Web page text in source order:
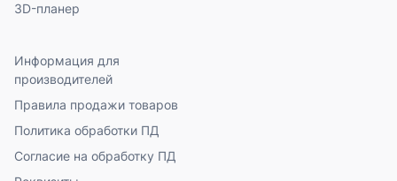
3D-планер
Информация для
производителей
Правила продажи товаров
Политика обработки ПД
Согласие на обработку ПД